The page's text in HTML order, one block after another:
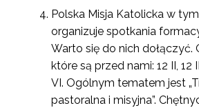
Polska Misja Katolicka w
organizuje spotkania
Warto się do nich dołączyć.
które są przed nami: 12 II, 12
VI. Ogólnym tematem jest
pastoralna i misyjna”.